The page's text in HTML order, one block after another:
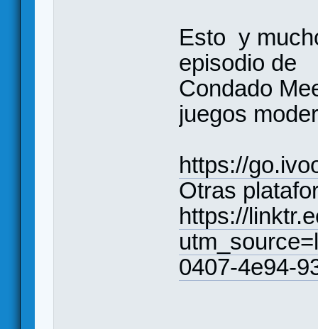
Esto y
episodio de
Condado
juegos
https://
Otras
https://
0407-4e94-